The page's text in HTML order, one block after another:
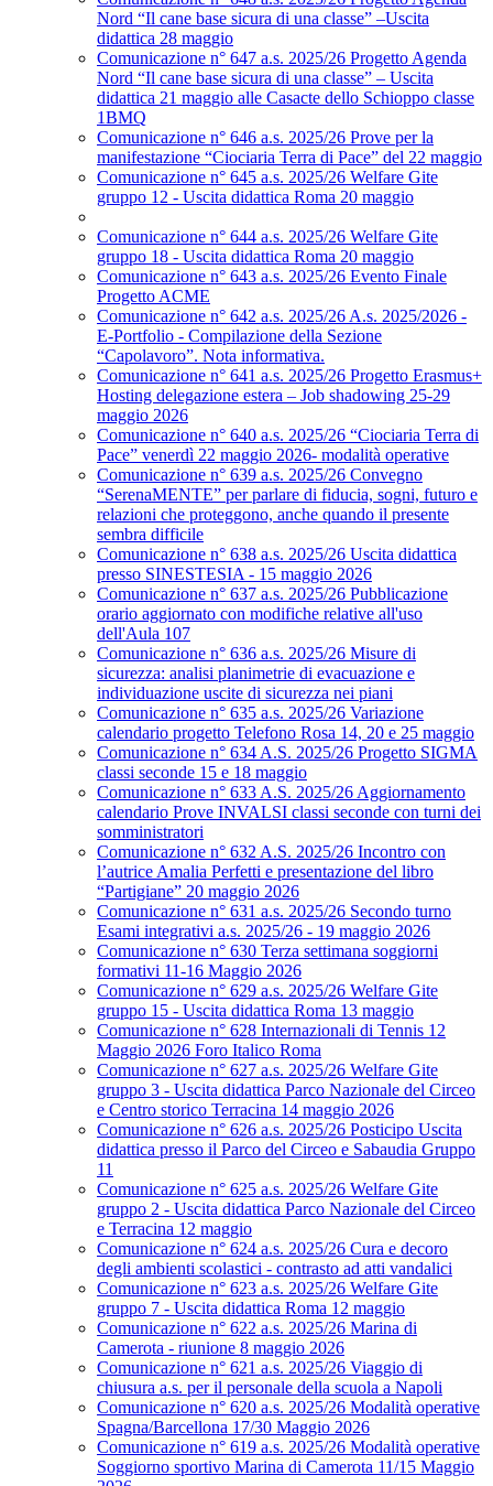
Nord “Il cane base sicura di una classe” –Uscita
didattica 28 maggio
Comunicazione n° 647 a.s. 2025/26 Progetto Agenda
Nord “Il cane base sicura di una classe” – Uscita
didattica 21 maggio alle Casacte dello Schioppo classe
1BMQ
Comunicazione n° 646 a.s. 2025/26 Prove per la
manifestazione “Ciociaria Terra di Pace” del 22 maggio
Comunicazione n° 645 a.s. 2025/26 Welfare Gite
gruppo 12 - Uscita didattica Roma 20 maggio
Comunicazione n° 644 a.s. 2025/26 Welfare Gite
gruppo 18 - Uscita didattica Roma 20 maggio
Comunicazione n° 643 a.s. 2025/26 Evento Finale
Progetto ACME
Comunicazione n° 642 a.s. 2025/26 A.s. 2025/2026 -
E-Portfolio - Compilazione della Sezione
“Capolavoro”. Nota informativa.
Comunicazione n° 641 a.s. 2025/26 Progetto Erasmus+
Hosting delegazione estera – Job shadowing 25-29
maggio 2026
Comunicazione n° 640 a.s. 2025/26 “Ciociaria Terra di
Pace” venerdì 22 maggio 2026- modalità operative
Comunicazione n° 639 a.s. 2025/26 Convegno
“SerenaMENTE” per parlare di fiducia, sogni, futuro e
relazioni che proteggono, anche quando il presente
sembra difficile
Comunicazione n° 638 a.s. 2025/26 Uscita didattica
presso SINESTESIA - 15 maggio 2026
Comunicazione n° 637 a.s. 2025/26 Pubblicazione
orario aggiornato con modifiche relative all'uso
dell'Aula 107
Comunicazione n° 636 a.s. 2025/26 Misure di
sicurezza: analisi planimetrie di evacuazione e
individuazione uscite di sicurezza nei piani
Comunicazione n° 635 a.s. 2025/26 Variazione
calendario progetto Telefono Rosa 14, 20 e 25 maggio
Comunicazione n° 634 A.S. 2025/26 Progetto SIGMA
classi seconde 15 e 18 maggio
Comunicazione n° 633 A.S. 2025/26 Aggiornamento
calendario Prove INVALSI classi seconde con turni dei
somministratori
Comunicazione n° 632 A.S. 2025/26 Incontro con
l’autrice Amalia Perfetti e presentazione del libro
“Partigiane” 20 maggio 2026
Comunicazione n° 631 a.s. 2025/26 Secondo turno
Esami integrativi a.s. 2025/26 - 19 maggio 2026
Comunicazione n° 630 Terza settimana soggiorni
formativi 11-16 Maggio 2026
Comunicazione n° 629 a.s. 2025/26 Welfare Gite
gruppo 15 - Uscita didattica Roma 13 maggio
Comunicazione n° 628 Internazionali di Tennis 12
Maggio 2026 Foro Italico Roma
Comunicazione n° 627 a.s. 2025/26 Welfare Gite
gruppo 3 - Uscita didattica Parco Nazionale del Circeo
e Centro storico Terracina 14 maggio 2026
Comunicazione n° 626 a.s. 2025/26 Posticipo Uscita
didattica presso il Parco del Circeo e Sabaudia Gruppo
11
Comunicazione n° 625 a.s. 2025/26 Welfare Gite
gruppo 2 - Uscita didattica Parco Nazionale del Circeo
e Terracina 12 maggio
Comunicazione n° 624 a.s. 2025/26 Cura e decoro
degli ambienti scolastici - contrasto ad atti vandalici
Comunicazione n° 623 a.s. 2025/26 Welfare Gite
gruppo 7 - Uscita didattica Roma 12 maggio
Comunicazione n° 622 a.s. 2025/26 Marina di
Camerota - riunione 8 maggio 2026
Comunicazione n° 621 a.s. 2025/26 Viaggio di
chiusura a.s. per il personale della scuola a Napoli
Comunicazione n° 620 a.s. 2025/26 Modalità operative
Spagna/Barcellona 17/30 Maggio 2026
Comunicazione n° 619 a.s. 2025/26 Modalità operative
Soggiorno sportivo Marina di Camerota 11/15 Maggio